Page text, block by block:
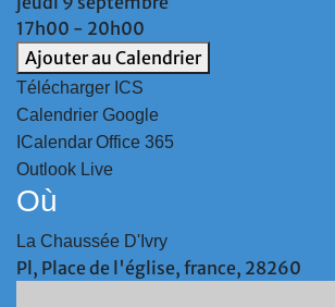
17h00 - 20h00
Ajouter au Calendrier
Télécharger ICS
Calendrier Google
ICalendarOffice 365
Outlook Live
Où
La Chaussée D'Ivry
Pl, Place de l'église, france, 28260